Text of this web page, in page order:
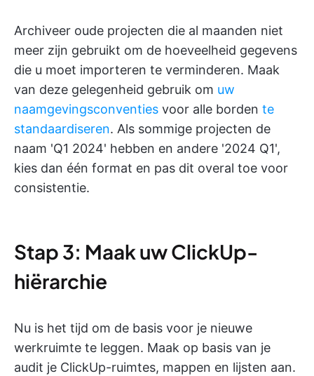
Archiveer oude projecten die al maanden niet
meer zijn gebruikt om de hoeveelheid gegevens
die u moet importeren te verminderen. Maak
van deze gelegenheid gebruik om uw
naamgevingsconventies voor alle borden te
standaardiseren. Als sommige projecten de
naam 'Q1 2024' hebben en andere '2024 Q1',
kies dan één format en pas dit overal toe voor
consistentie.
Stap 3: Maak uw ClickUp-
hiërarchie
Nu is het tijd om de basis voor je nieuwe
werkruimte te leggen. Maak op basis van je
audit je ClickUp-ruimtes, mappen en lijsten aan.